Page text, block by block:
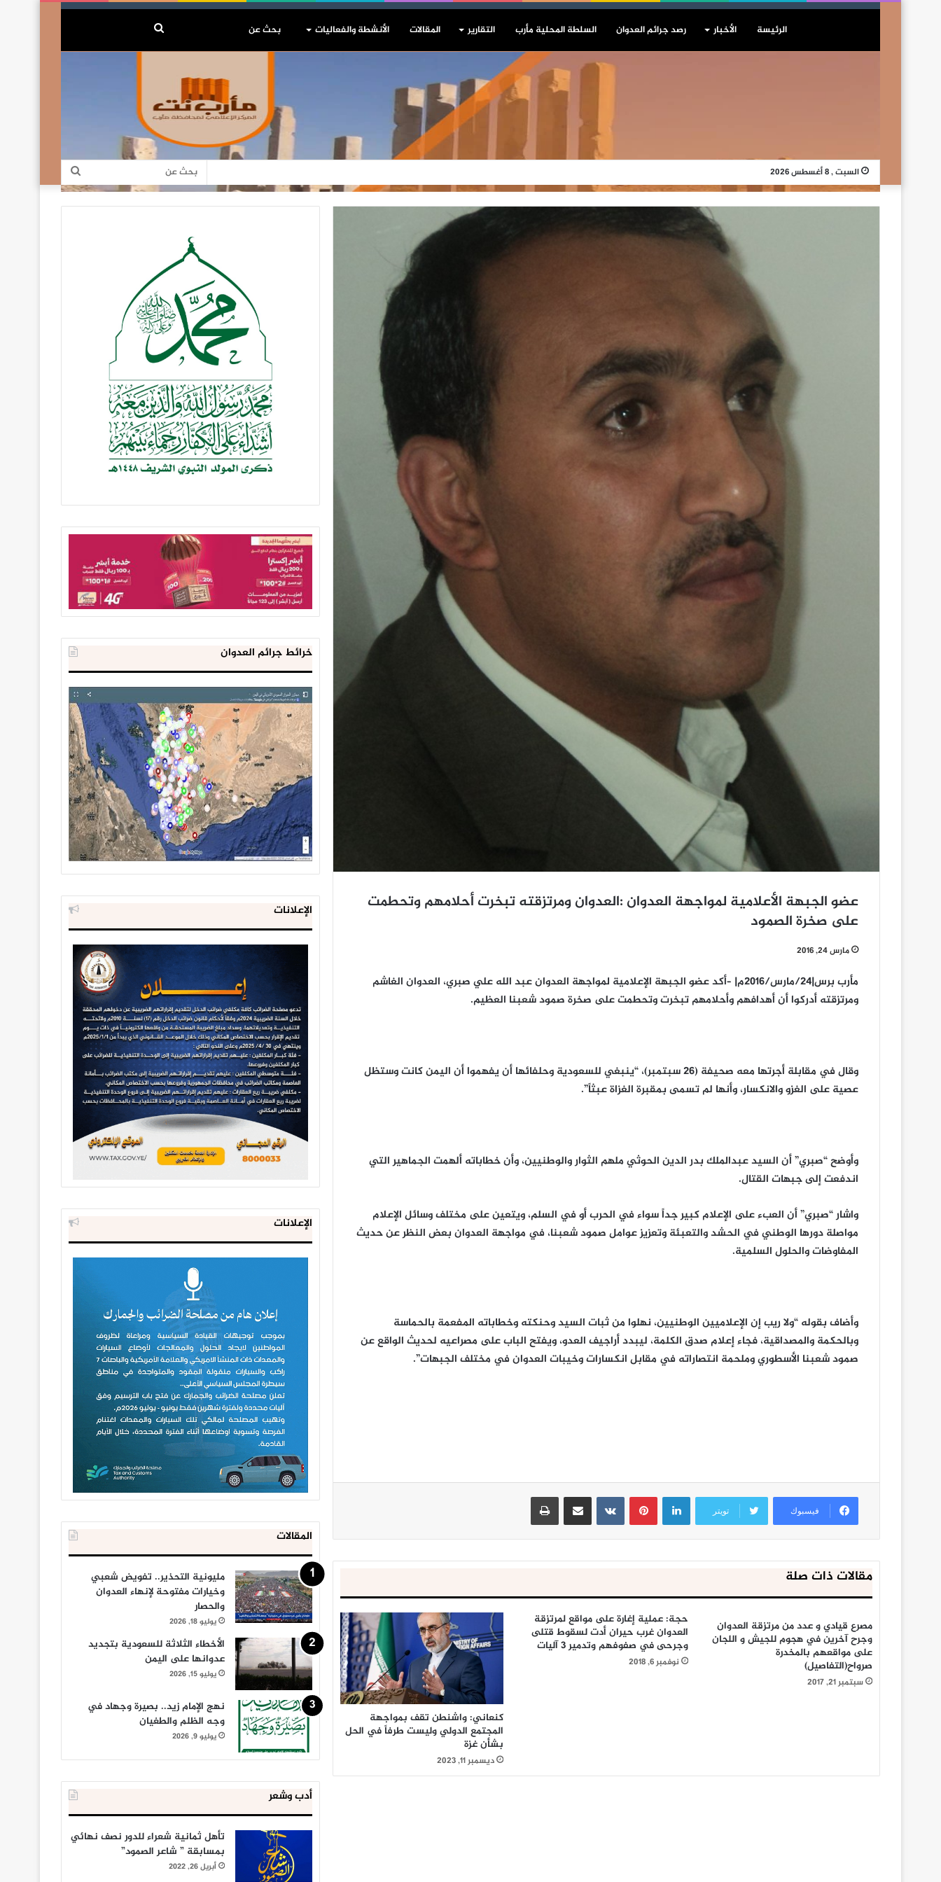
الرئيسة الأخبار رصد جرائم العدوان السلطة المحلية مأرب التقارير المقالات الأنشطة والفعاليات بحث
السبت , 8 أغسطس 2026
بحث
عن
عضو الجبهة الأعلامية لمواجهة العدوان :العدوان ومرتزقته تبخرت أحلامهم وتحطمت
على صخرة الصمود
مارس 24, 2016
مأرب برس|24/مارس/2016م| –أكد عضو الجبهة الإعلامية لمواجهة العدوان عبد الله علي صبري، العدوان الغاشم
ومرتزقته أدركوا أن أهدافهم وأحلامهم تبخرت وتحطمت على صخرة صمود شعبنا العظيم.
وقال في مقابلة أجرتها معه صحيفة (26 سبتمبر)، “ينبغي للسعودية وحلفائها أن يفهموا أن اليمن كانت وستظل
عصية على الغزو والانكسار، وأنها لم تسمى بمقبرة الغزاة عبثاً”.
وأوضح “صبري” أن السيد عبدالملك بدر الدين الحوثي ملهم الثوار والوطنيين، وأن خطاباته ألهمت الجماهير التي
اندفعت إلى جبهات القتال.
واشار “صبري” أن العبء على الإعلام كبير جداً سواء في الحرب أو في السلم، ويتعين على مختلف وسائل الإعلام
مواصلة دورها الوطني في الحشد والتعبئة وتعزيز عوامل صمود شعبنا، في مواجهة العدوان بعض النظر عن حديث
المفاوضات والحلول السلمية.
وأضاف بقوله “ولا ريب إن الإعلاميين الوطنيين، نهلوا من ثبات السيد وحنكته وخطاباته المفعمة بالحماسة
وبالحكمة والمصداقية، فجاء إعلام صدق الكلمة، ليبدد أراجيف العدو، ويفتح الباب على مصراعيه لحديث الواقع عن
صمود شعبنا الأسطوري وملحمة انتصاراته في مقابل انكسارات وخيبات العدوان في مختلف الجبهات”.
فيسبوك تويتر
لينكدإنبينتيريست مشاركة عبر البريد طباعة
مقالات ذات صلة
مصرع قيادي و عدد من مرتزقة العدوان
وجرح آخرين في هجوم للجيش و اللجان
على مواقعهم بالمخدرة
صرواح(التفاصيل)
سبتمبر 21, 2017
حجة: عملية إغارة على مواقع لمرتزقة
العدوان غرب حيران أدت لسقوط قتلى
وجرحى في صفوفهم وتدمير 3 آليات
نوفمبر 6, 2018
كنعاني: واشنطن تقف بمواجهة
المجتمع الدولي وليست طرفاً في الحل
بشأن غزة
ديسمبر 11, 2023
خرائط جرائم العدوان
الإعلانات
الإعلانات
المقالات
مليونية التحذير.. تفويض شعبي
وخيارات مفتوحة لإنهاء العدوان
والحصار
يوليو 18, 2026
الأخطاء الثلاثة للسعودية بتجديد
عدوانها على اليمن
يوليو 15, 2026
نهج الإمام زيد.. بصيرة وجهاد في
وجه الظلم والطغيان
يوليو 9, 2026
أدب وشعر
تأهل ثمانية شعراء للدور نصف نهائي
بمسابقة ” شاعر الصمود”
أبريل 26, 2022